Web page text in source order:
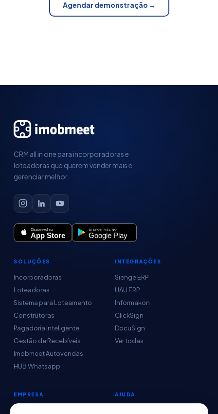
Agendar demonstração →
CRM all in one para incorporadoras e
loteadoras que querem vender mais e
gerenciar melhor.
SOLUÇÕES
Incorporadoras
Loteadoras
Sistema para Loteamento
Construtoras
Pagadoria inteligente
Gestão de Recebíveis
Imobmeet Autovendas
HUB Whatsapp
INTEGRAÇÕES
Sienge ERP
UAU ERP
Informakon
ClickSign
DocuSign
Ver todas
EMPRESA AJUDA